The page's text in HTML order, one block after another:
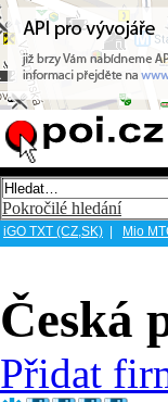
Pokročilé hledání
iGO TXT (CZ,SK) Mio
Česká
Přidat